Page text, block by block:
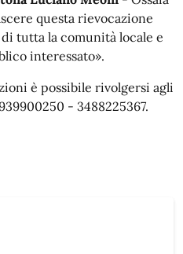
questa rievocazione
tutta la comunità locale e
interessato».
è possibile rivolgersi agli
- 3488225367.